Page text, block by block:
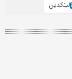
لینکدین